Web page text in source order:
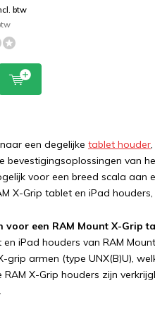
btw
een degelijke tablet houder
bevestigingsoplossingen van
voor een breed scala
X-Grip tablet en iPad
voor een RAM Mount X-Grip
iPad houders van RAM
grip armen (type UNX(B)U),
RAM X-Grip houders zijn